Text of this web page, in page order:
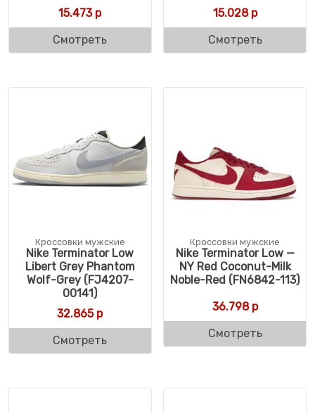
15.473р
Смотреть
15.028р
Смотреть
Кроссовки мужские
Nike Terminator Low
Libert Grey Phantom
Wolf-Grey (FJ4207-
00141)
32.865р
Смотреть
Кроссовки мужские
Nike Terminator Low —
NY Red Coconut-Milk
Noble-Red (FN6842-113)
36.798р
Смотреть